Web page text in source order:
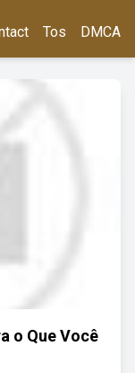
Tos DMCA
o Que Você